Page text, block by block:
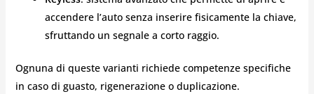
accendere l’auto senza inserire fisicamente la chiave,
sfruttando un segnale a corto raggio.
Ognuna di queste varianti richiede competenze specifiche
in caso di guasto, rigenerazione o duplicazione.